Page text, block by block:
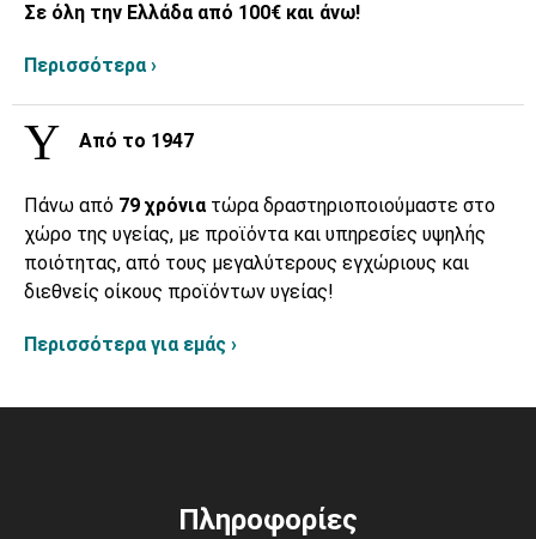
Σε όλη την Ελλάδα από 100€ και άνω!
Περισσότερα ›
Από το 1947
Πάνω από 79 χρόνια τώρα δραστηριοποιούμαστε στο
χώρο της υγείας, με προϊόντα και υπηρεσίες υψηλής
ποιότητας, από τους μεγαλύτερους εγχώριους και
διεθνείς οίκους προϊόντων υγείας!
Περισσότερα για εμάς ›
Πληροφορίες